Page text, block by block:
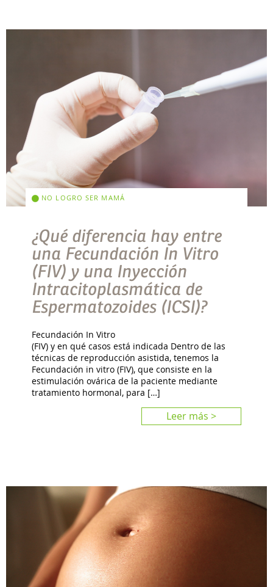
NO LOGRO SER MAMÁ
¿Qué diferencia hay entre
una Fecundación In Vitro
(FIV) y una Inyección
Intracitoplasmática de
Espermatozoides (ICSI)?
Fecundación In Vitro
(FIV) y en qué casos está indicada Dentro de las
técnicas de reproducción asistida, tenemos la
Fecundación in vitro (FIV), que consiste en la
estimulación ovárica de la paciente mediante
tratamiento hormonal, para […]
Leer más >